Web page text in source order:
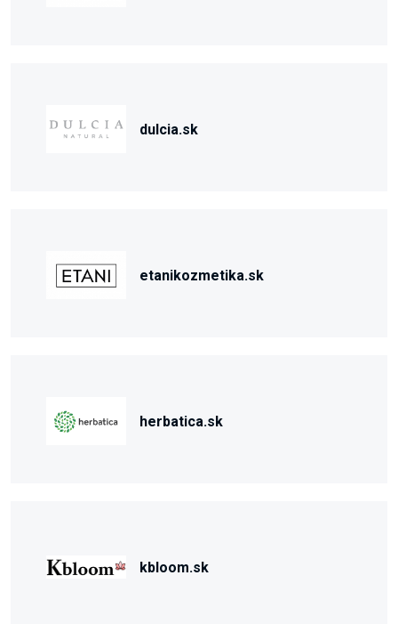
dulcia.sk
etanikozmetika.sk
herbatica.sk
kbloom.sk